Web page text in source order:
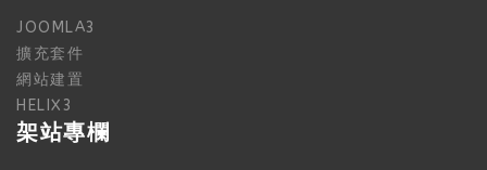
JOOMLA3
擴充套件
網站建置
HELIX3
架站專欄